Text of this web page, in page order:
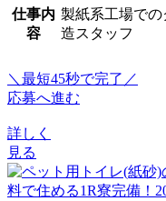
仕事内
容
製紙系工場で
造スタッフ
＼最短45秒で完了／
応募へ進む
詳しく
見る